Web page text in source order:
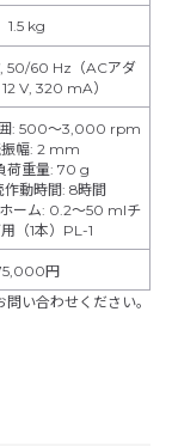
1.5 kg
50/60 Hz（ACアダ
V, 320 mA）
:500～3,000 rpm
幅:2 mm
荷重量: 70 g
動時間: 8時間
ーム: 0.2～50 mlチ
（1本）PL-1
円
い合わせください。